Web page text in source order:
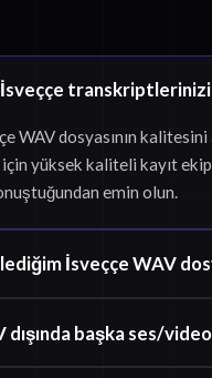
İsveççe
WAV dosyasının
yüksek kaliteli kayıt
emin olun.
İsveççe WAV
dışında başka ses/